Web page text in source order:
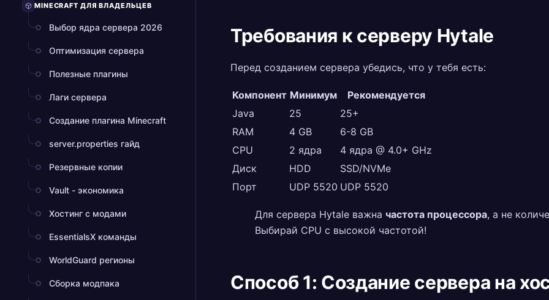
MINECRAFT ДЛЯ ВЛАДЕЛЬЦЕВ
Выбор ядра сервера 2026
Оптимизация сервера
Полезные плагины
Лаги сервера
Создание плагина Minecraft
server.properties гайд
Резервные копии
Vault - экономика
Хостинг с модами
EssentialsX команды
WorldGuard регионы
Сборка модпака
Требования к серверу Hytale
Перед созданием сервера убедись, что у тебя есть:
Компонент Минимум
Рекомендуется
Java
25
25+
RAM
4 GB
6-8 GB
CPU
2 ядра
4 ядра @ 4.0+ GHz
Диск
HDD
SSD/NVMe
Порт
UDP 5520 UDP 5520
Для сервера Hytale важна частота процессора, а не
Выбирай CPU с высокой частотой!
Способ 1: Создание сервера на